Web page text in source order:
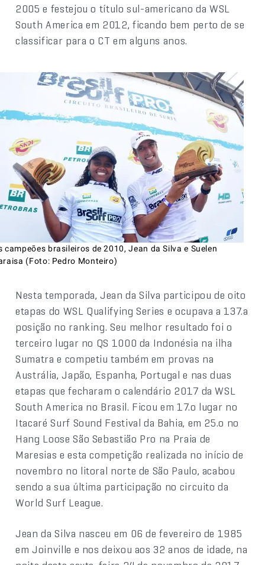
2005 e festejou o título sul-americano da WSL
South America em 2012, ficando bem perto de se
classificar para o CT em alguns anos.
campeões brasileiros de 2010, Jean da Silva e Suelen
(Foto: Pedro Monteiro)
Nesta temporada, Jean da Silva participou de oito
etapas do WSL Qualifying Series e ocupava a 137.a
posição no ranking. Seu melhor resultado foi o
terceiro lugar no QS 1000 da Indonésia na ilha
Sumatra e competiu também em provas na
Austrália, Japão, Espanha, Portugal e nas duas
etapas que fecharam o calendário 2017 da WSL
South America no Brasil. Ficou em 17.o lugar no
Itacaré Surf Sound Festival da Bahia, em 25.o no
Hang Loose São Sebastião Pro na Praia de
Maresias e esta competição realizada no início de
novembro no litoral norte de São Paulo, acabou
sendo a sua última participação no circuito da
World Surf League.
Jean da Silva nasceu em 06 de fevereiro de 1985
em Joinville e nos deixou aos 32 anos de idade, na